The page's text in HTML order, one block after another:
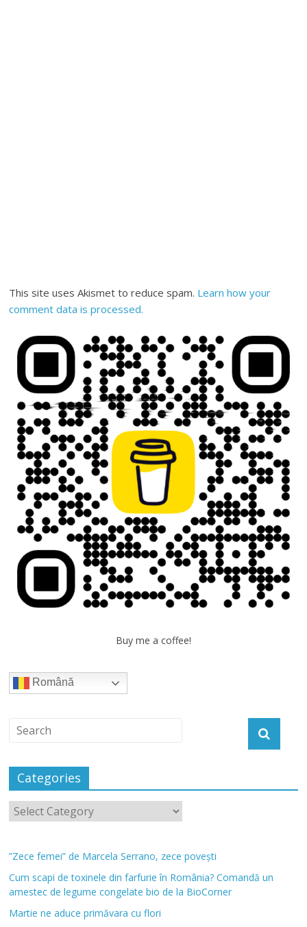
This site uses Akismet to reduce spam. Learn how your
comment data is processed.
Buy me a coffee!
Română
Categories
”Zece femei” de Marcela Serrano, zece povești
Cum scapi de toxinele din farfurie în România? Comandă un
amestec de legume congelate bio de la BioCorner
Martie ne aduce primăvara cu flori